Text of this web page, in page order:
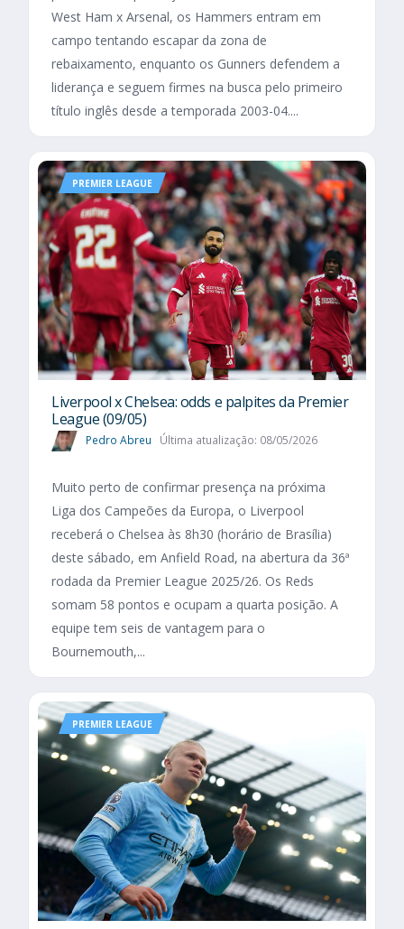
West Ham x Arsenal, os Hammers entram em
campo tentando escapar da zona de
rebaixamento, enquanto os Gunners defendem a
liderança e seguem firmes na busca pelo primeiro
título inglês desde a temporada 2003-04....
PREMIER LEAGUE
Liverpool x Chelsea: odds e palpites da Premier
League (09/05)
Pedro Abreu Última atualização: 08/05/2026
Muito perto de confirmar presença na próxima
Liga dos Campeões da Europa, o Liverpool
receberá o Chelsea às 8h30 (horário de Brasília)
deste sábado, em Anfield Road, na abertura da 36ª
rodada da Premier League 2025/26. Os Reds
somam 58 pontos e ocupam a quarta posição. A
equipe tem seis de vantagem para o
Bournemouth,...
PREMIER LEAGUE